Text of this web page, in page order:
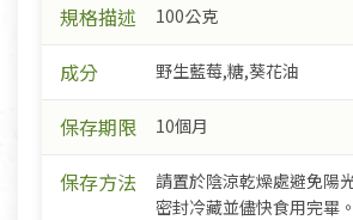
規格描述 100公克
成分 野生藍莓,糖,葵花油
保存期限 10個月
保存方法
請置於陰涼乾燥處避免陽
密封冷藏並儘快食用完畢。